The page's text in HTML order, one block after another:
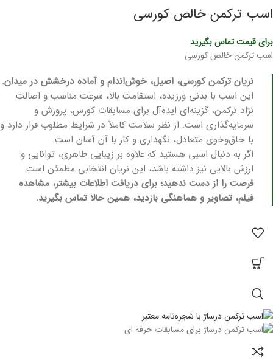
اسب ترکمن خالص کورسی
برای قیمت تماس بگیرید
اسب ترکمن خالص کورسی
نریان ترکمن کورسی، اصیل، خوش‌اندام و آماده درخشش در میدان.
این اسب با بدنی ورزیده، استقامت بالا، سرعت مناسب و اصالت
نژاد ترکمن، گزینه‌ای ایده‌آل برای مسابقات کورس، پرورش و
سرمایه‌گذاری است. از نظر سلامت کاملاً در شرایط مطلوب قرار دارد و
با خلق‌وخوی متعادل، نگهداری و کار با آن آسان است.
اگر به دنبال اسبی هستید که علاوه بر زیبایی ظاهری، توانایی و
ارزش بالایی نیز داشته باشد، این نریان انتخابی مطمئن است.
فرصت را از دست ندهید؛ برای دریافت اطلاعات بیشتر، مشاهده
فیلم، تصاویر و هماهنگی بازدید، همین حالا تماس بگیرید.